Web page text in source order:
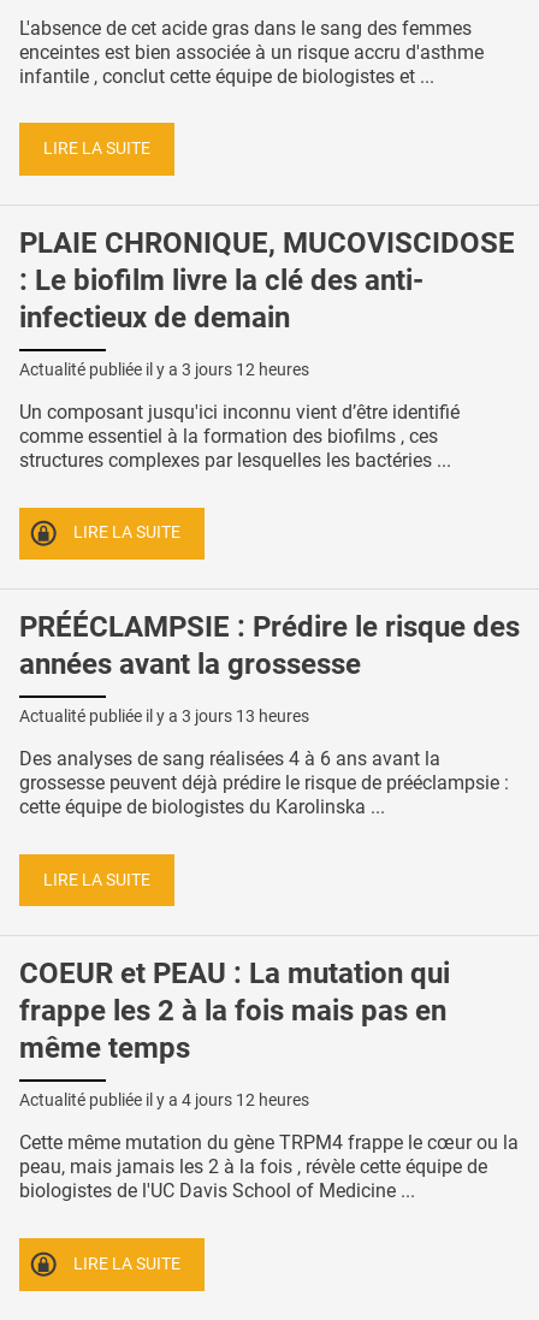
L'absence de cet acide gras dans le sang des femmes
enceintes est bien associée à un risque accru d'asthme
infantile , conclut cette équipe de biologistes et ...
LIRE LA SUITE
PLAIE CHRONIQUE, MUCOVISCIDOSE
: Le biofilm livre la clé des anti-
infectieux de demain
Actualité publiée il y a 3 jours 12 heures
Un composant jusqu'ici inconnu vient d’être identifié
comme essentiel à la formation des biofilms , ces
structures complexes par lesquelles les bactéries ...
LIRE LA SUITE
PRÉÉCLAMPSIE : Prédire le risque des
années avant la grossesse
Actualité publiée il y a 3 jours 13 heures
Des analyses de sang réalisées 4 à 6 ans avant la
grossesse peuvent déjà prédire le risque de prééclampsie :
cette équipe de biologistes du Karolinska ...
LIRE LA SUITE
COEUR et PEAU : La mutation qui
frappe les 2 à la fois mais pas en
même temps
Actualité publiée il y a 4 jours 12 heures
Cette même mutation du gène TRPM4 frappe le cœur ou la
peau, mais jamais les 2 à la fois , révèle cette équipe de
biologistes de l'UC Davis School of Medicine ...
LIRE LA SUITE